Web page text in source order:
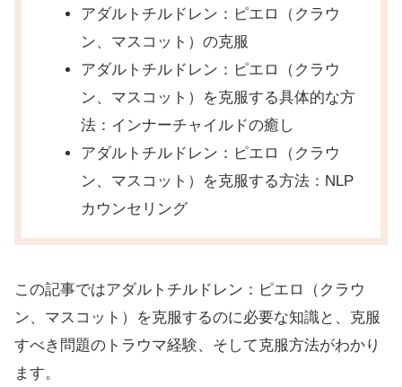
アダルトチルドレン：ピエロ（クラウ
ン、マスコット）の克服
アダルトチルドレン：ピエロ（クラウ
ン、マスコット）を克服する具体的な方
法：インナーチャイルドの癒し
アダルトチルドレン：ピエロ（クラウ
ン、マスコット）を克服する方法：NLP
カウンセリング
この記事ではアダルトチルドレン：ピエロ（クラウ
ン、マスコット）を克服するのに必要な知識と、克服
すべき問題のトラウマ経験、そして克服方法がわかり
ます。